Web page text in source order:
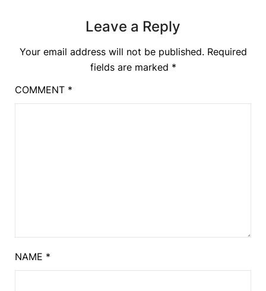
Leave a Reply
Your email address will not be published. Required
fields are marked *
COMMENT *
NAME *